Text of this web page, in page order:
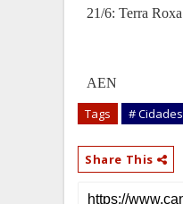
21/6: Terra Roxa
AEN
Tags # Cidades
Share This